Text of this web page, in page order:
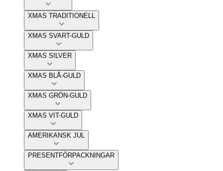
XMAS TRADITIONELL
XMAS SVART-GULD
XMAS SILVER
XMAS BLÅ-GULD
XMAS GRÖN-GULD
XMAS VIT-GULD
AMERIKANSK JUL
PRESENTFÖRPACKNINGAR